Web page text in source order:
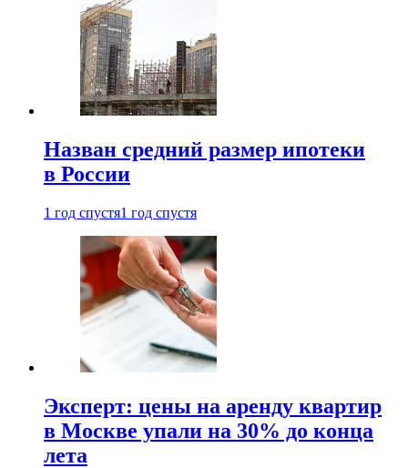
Назван средний размер ипотеки
в России
1 год спустя1 год спустя
Эксперт: цены на аренду квартир
в Москве упали на 30% до конца
лета